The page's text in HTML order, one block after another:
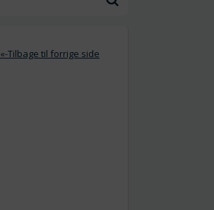
«-Tilbage til forrige side